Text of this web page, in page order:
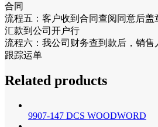
合同
流程五：客户收到合同查阅同意后
汇款到公司开户行
流程六：我公司财务查到款后，销
跟踪运单
Related products
9907-147 DCS WOODWORD